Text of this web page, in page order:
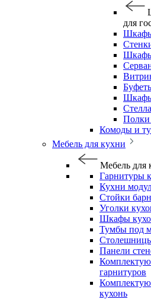
для
Полки
Комоды и
Мебель для кухни
Мебель для
Гарнитуры
Кухни
Стойки
Уголки
Шкафы
Тумбы под
Панели
гарнитуров
кухонь